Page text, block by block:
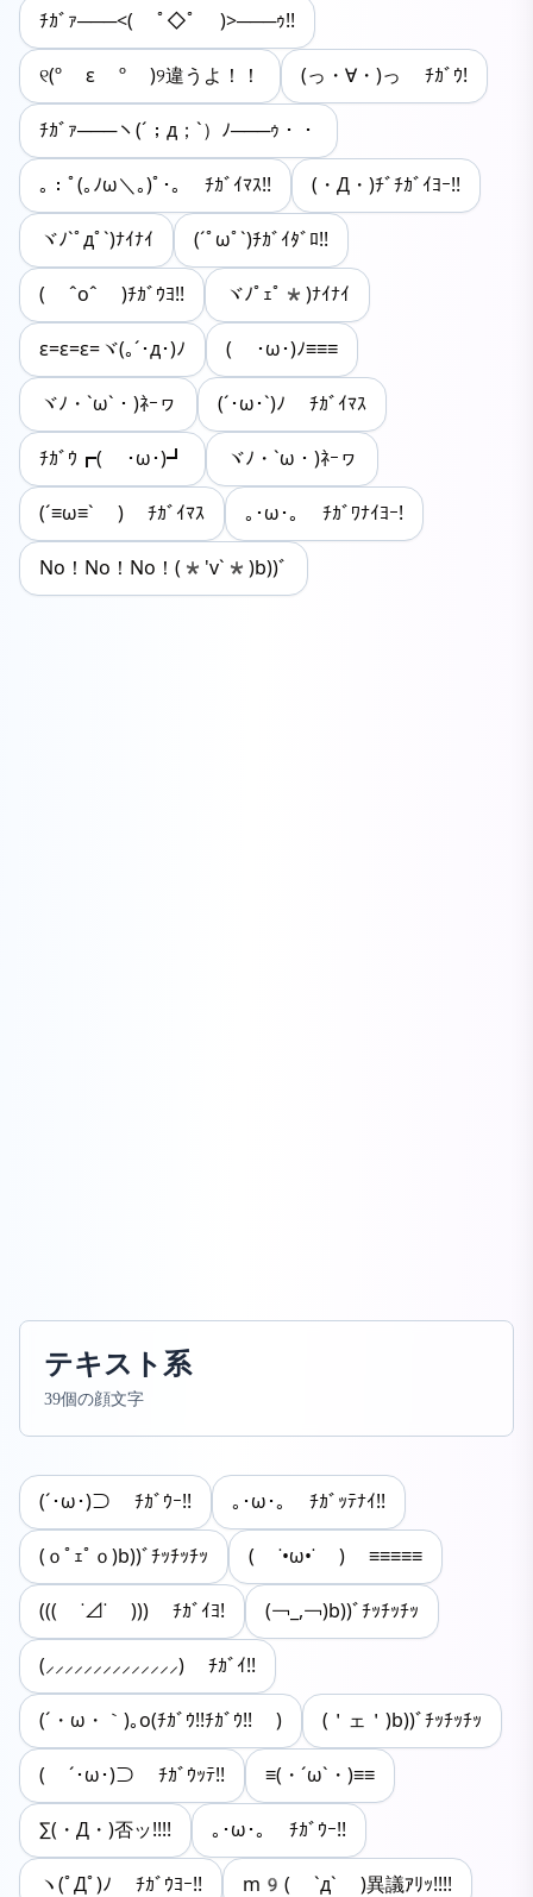
ﾁｶﾞｧ───<( ﾟ◇ﾟ )>───ｩ!!
୧(º ε º )୨違うよ！！ (っ・∀・)っ ﾁｶﾞｳ!
ﾁｶﾞｧ───ヽ(´；д；`）ﾉ───ｩ・・
｡：ﾟ(｡ﾉω＼｡)ﾟ･｡ ﾁｶﾞｲﾏｽ!! (・Д・)ﾁﾞﾁｶﾞｲﾖｰ!!
ヾﾉ`ﾟдﾟ`)ﾅｲﾅｲ (´ﾟωﾟ`)ﾁｶﾞｲﾀﾞﾛ!!
( ˆoˆ )ﾁｶﾞｳﾖ!! ヾﾉﾟｪﾟ*)ﾅｲﾅｲ
ε=ε=ε=ヾ(｡´･д･)ﾉ ( ･ω･)ﾉ≡≡≡
ヾﾉ・`ω`・)ﾈｰヮ (´･ω･`)ﾉ ﾁｶﾞｲﾏｽ
ﾁｶﾞｳ┏( ･ω･)┛ ヾﾉ・`ω・)ﾈｰヮ
(´≡ω≡` ) ﾁｶﾞｲﾏｽ ｡･ω･｡ ﾁｶﾞﾜﾅｲﾖｰ!
No！No！No！(*'v`*)b))ﾞ
テキスト系
39個の顔文字
(´･ω･)⊃ ﾁｶﾞｳｰ!! ｡･ω･｡ ﾁｶﾞｯﾃﾅｲ!!
(ｏﾟｪﾟｏ)b))ﾞﾁｯﾁｯﾁｯ ( ˙•ω•˙ ) ≡≡≡≡≡
((( ˙⊿˙ ))) ﾁｶﾞｲﾖ! (￢_,￢)b))ﾞﾁｯﾁｯﾁｯ
(⸝⸝⸝⸝⸝⸝⸝⸝⸝⸝⸝⸝⸝⸝) ﾁｶﾞｲ!!
(´・ω・｀)｡o(ﾁｶﾞｳ!!ﾁｶﾞｳ!! ) (＇ェ＇)b))ﾞﾁｯﾁｯﾁｯ
( ´･ω･)⊃ ﾁｶﾞｳｯﾃ!! ≡(・´ω`・)≡≡
∑(・Д・)否ッ!!!! ｡･ω･｡ ﾁｶﾞｳｰ!!
ヽ(ﾟДﾟ)ﾉ ﾁｶﾞｳﾖｰ!! m9( `д` )異議ｱﾘｯ!!!!